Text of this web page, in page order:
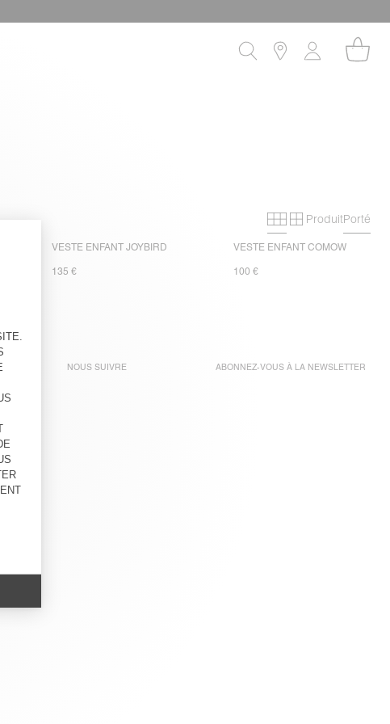
Grille primaire
Grille
ProduitPorté
VESTE ENFANT JOYBIRD
135 €
VESTE ENFANT COMOW
100 €
NOUS SUIVRE ABONNEZ-VOUS À LA NEWSLETTER